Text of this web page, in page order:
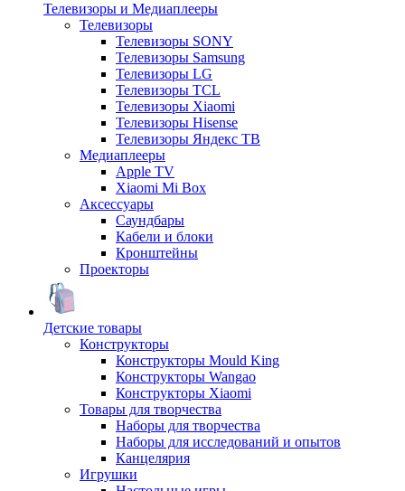
Телевизоры и Медиаплееры
Телевизоры
Телевизоры SONY
Телевизоры Samsung
Телевизоры LG
Телевизоры TCL
Телевизоры Xiaomi
Телевизоры Hisense
Телевизоры Яндекс ТВ
Медиаплееры
Apple TV
Xiaomi Mi Box
Аксессуары
Саундбары
Кабели и блоки
Кронштейны
Проекторы
Детские товары
Конструкторы
Конструкторы Mould King
Конструкторы Wangao
Конструкторы Xiaomi
Товары для творчества
Наборы для творчества
Наборы для исследований и опытов
Канцелярия
Игрушки